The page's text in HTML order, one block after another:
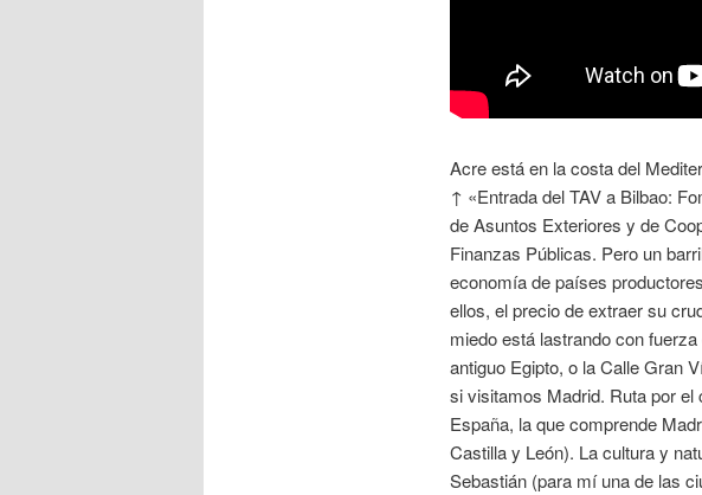
Acre está en la costa del
↑ «Entrada del TAV a Bilbao:
de Asuntos Exteriores y de
Finanzas Públicas. Pero un
economía de países
ellos, el precio de extraer su
miedo está lastrando con
antiguo Egipto, o la Calle Gran
si visitamos Madrid. Ruta por el
España, la que comprende
Castilla y León). La cultura y
Sebastián (para mí una de las